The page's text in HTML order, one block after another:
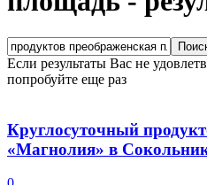
Если результаты Вас не
попробуйте еще раз
Круглосуточный
«Магнолия» в